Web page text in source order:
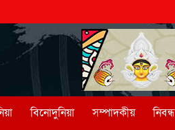
বিনোদুনিয়া সম্পাদকীয় নিবন্ধ